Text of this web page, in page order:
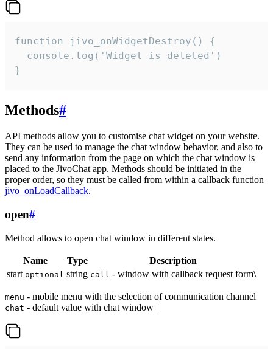
function jivo_onWidgetDestroy() {
  console.log('Widget is deleted')
}
Methods#
API methods allow you to customise chat widget on your website.
They can be used to manage the chat window behavior, and also to
send any information from the page on which the chat window is
placed to the JivoChat app. Methods should be initiated in the
proper order, so they must be called from within a callback function
jivo_onLoadCallback.
open#
Method allows to open chat window in different states.
Name Type
Description
start optional string call - window with callback request form\
menu - mobile menu with the selection of communication channel
chat - default value with chat window |